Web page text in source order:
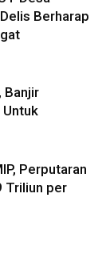
Berharap
Banjir
Perputaran
Triliun per